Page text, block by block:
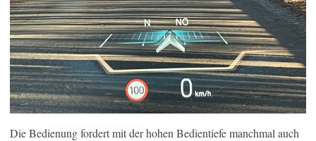
Die Bedienung fordert mit der hohen Bedientiefe manchmal auch